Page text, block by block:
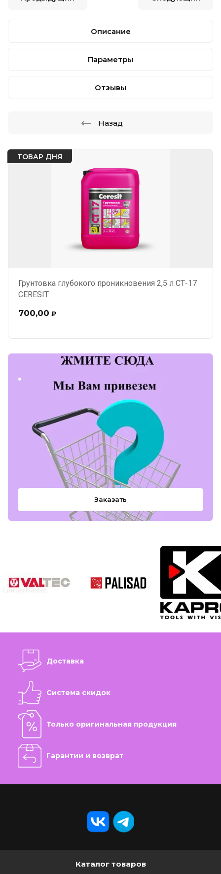
ТОВАР ДНЯ
Грунтовка глубокого проникновения 2,5 л СТ-17
CERESIT
700,00 ₽
.
Заказать
Описание
Параметры
Отзывы
Назад
Доставка
Система скидок
Только оригинальная продукция
Гарантии и возврат
Каталог товаров